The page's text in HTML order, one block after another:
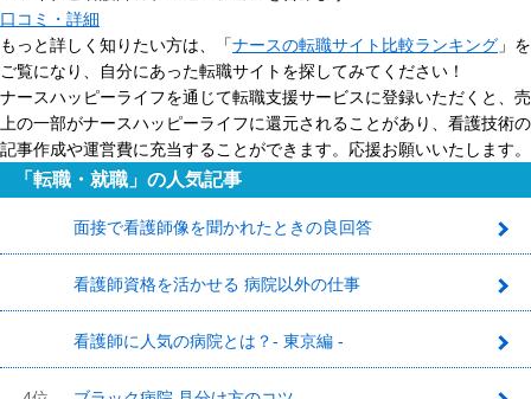
口コミ・詳細
もっと詳しく知りたい方は、「ナースの転職サイト比較ランキング 」を
ご覧になり、自分にあった転職サイトを探してみてください！
ナースハッピーライフを通じて転職支援サービスに登録いただくと、売
上の一部がナースハッピーライフに還元されることがあり、看護技術の
記事作成や運営費に充当することができます。応援お願いいたします。
「転職・就職」の人気記事
面接で看護師像を聞かれたときの良回答
看護師資格を活かせる 病院以外の仕事
看護師に人気の病院とは？- 東京編 -